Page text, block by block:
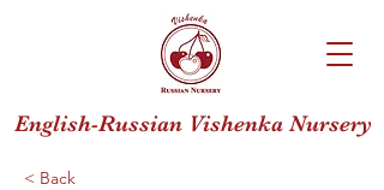
English-Russian Vishenka Nursery
< Back